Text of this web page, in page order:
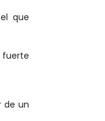
que
de un